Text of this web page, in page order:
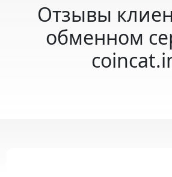
Отзывы
обменном